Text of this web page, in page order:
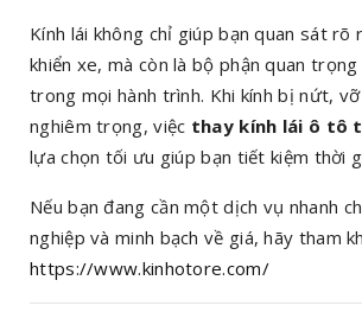
Kính lái không chỉ giúp bạn quan sát rõ
khiển xe, mà còn là bộ phận quan
trong mọi hành trình. Khi kính bị nứt,
nghiêm trọng, việc thay kính lái ô tô
lựa chọn tối ưu giúp bạn tiết kiệm thời
Nếu bạn đang cần một dịch vụ nhanh
nghiệp và minh bạch về giá, hãy tham
https://www.kinhotore.com/